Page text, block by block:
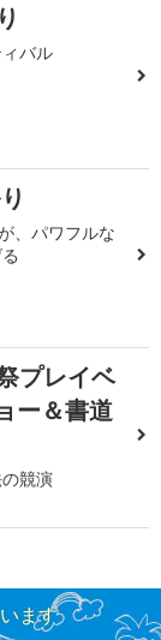
バル
、パワフルな
プレイベ
ー＆書道
競演
ます